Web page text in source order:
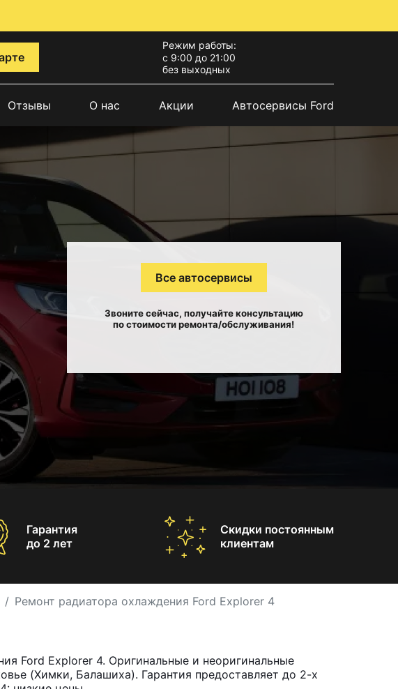
Режим работы:
с 9:00 до 21:00
без выходных
Отзывы О нас Акции Автосервисы Ford
Все автосервисы
Звоните сейчас, получайте консультацию
по стоимости ремонта/обслуживания!
Гарантия
до 2 лет
Скидки постоянным
клиентам
Ремонт радиатора охлаждения Ford Explorer 4
Ford Explorer 4. Оригинальные и неоригинальные
(Химки, Балашиха). Гарантия предоставляет до 2-х